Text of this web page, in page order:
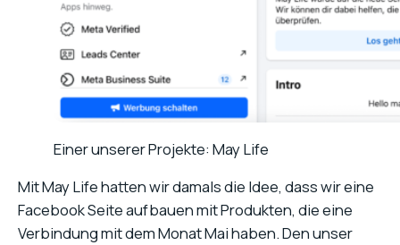
Einer unserer Projekte: May Life
Mit May Life hatten wir damals die Idee, dass wir eine
Facebook Seite aufbauen mit Produkten, die eine
Verbindung mit dem Monat Mai haben. Den unser